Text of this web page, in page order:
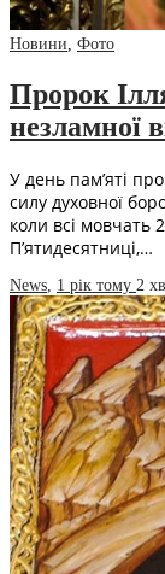
Новини Фото
Пророк
незламної
У день пам’яті
силу духовної
коли всі мовчать
П’ятидесятниці,…
News 1 рік тому 2